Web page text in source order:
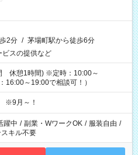
2分 / 茅場町駅から徒歩6分
ビスの提供など
休憩1時間) ※定時：10:00～
～19:00で相談可！）
※9月～！
躍中 / 副業・WワークOK / 服装自由 /
キル不要